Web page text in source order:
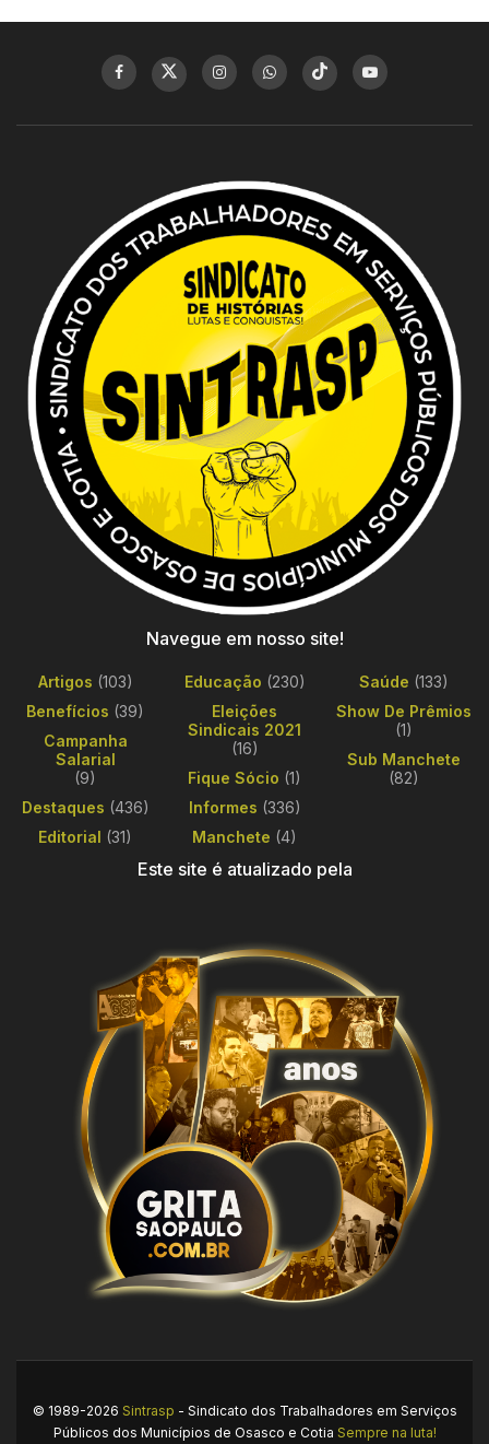
Navegue em nosso site!
Artigos (103)
Benefícios (39)
Campanha
Salarial
(9)
Destaques (436)
Editorial (31)
Educação (230)
Eleições
Sindicais 2021
(16)
Fique Sócio (1)
Informes (336)
Manchete (4)
Saúde (133)
Show De Prêmios
(1)
Sub Manchete
(82)
Este site é atualizado pela
© 1989-2026 Sintrasp - Sindicato dos Trabalhadores em Serviços
Públicos dos Municípios de Osasco e Cotia Sempre na luta!